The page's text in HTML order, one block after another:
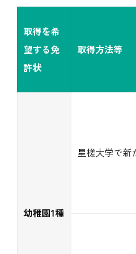
取得を希
望する免
許状
取得方法等
幼稚園1種
星槎大学で新